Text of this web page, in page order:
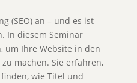
(SEO) an – und es ist
In diesem Seminar
um Ihre Website in den
machen. Sie erfahren,
wie Titel und